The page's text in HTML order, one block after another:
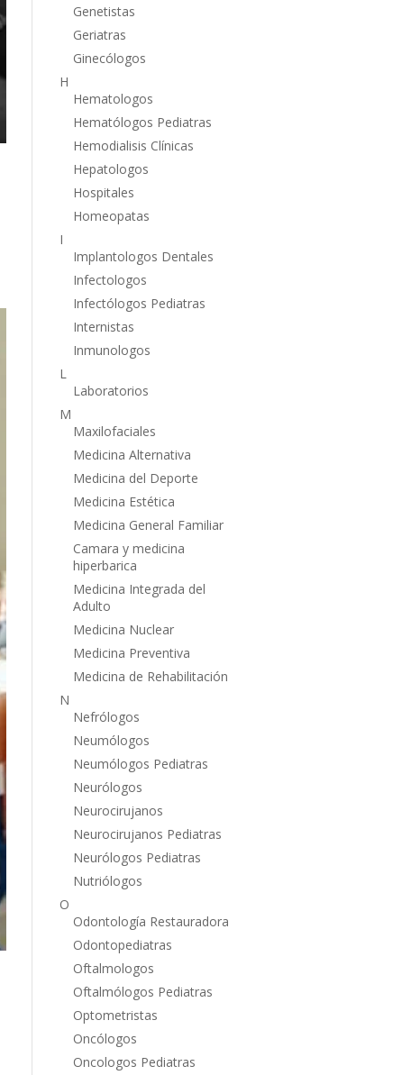
Genetistas
Geriatras
Ginecólogos
H
Hematologos
Hematólogos Pediatras
Hemodialisis Clínicas
Hepatologos
Hospitales
Homeopatas
I
Implantologos Dentales
Infectologos
Infectólogos Pediatras
Internistas
Inmunologos
L
Laboratorios
M
Maxilofaciales
Medicina Alternativa
Medicina del Deporte
Medicina Estética
Medicina General Familiar
Camara y medicina
hiperbarica
Medicina Integrada del
Adulto
Medicina Nuclear
Medicina Preventiva
Medicina de Rehabilitación
N
Nefrólogos
Neumólogos
Neumólogos Pediatras
Neurólogos
Neurocirujanos
Neurocirujanos Pediatras
Neurólogos Pediatras
Nutriólogos
O
Odontología Restauradora
Odontopediatras
Oftalmologos
Oftalmólogos Pediatras
Optometristas
Oncólogos
Oncologos Pediatras